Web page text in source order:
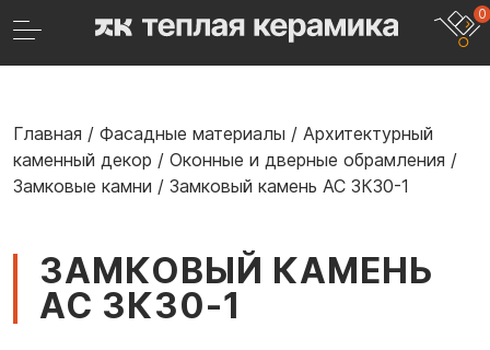
0
Главная / Фасадные материалы / Архитектурный
каменный декор / Оконные и дверные обрамления /
Замковые камни / Замковый камень АС ЗК30-1
ЗАМКОВЫЙ КАМЕНЬ
АС ЗК30-1